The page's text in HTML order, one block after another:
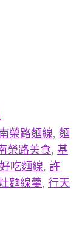
榮路麵線, 麵
榮路美食, 基
吃麵線, 許
麵線羹, 行天